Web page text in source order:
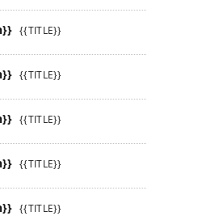
{{TITLE}}
{{TITLE}}
{{TITLE}}
{{TITLE}}
{{TITLE}}